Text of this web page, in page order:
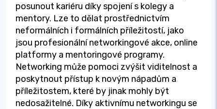
posunout kariéru díky spojení s kolegy a
mentory. Lze to dělat prostřednictvím
neformálních i formálních příležitostí, jako
jsou profesionální networkingové akce, online
platformy a mentoringové programy.
Networking může pomoci zvýšit viditelnost a
poskytnout přístup k novým nápadům a
příležitostem, které by jinak mohly být
nedosažitelné. Díky aktivnímu networkingu se